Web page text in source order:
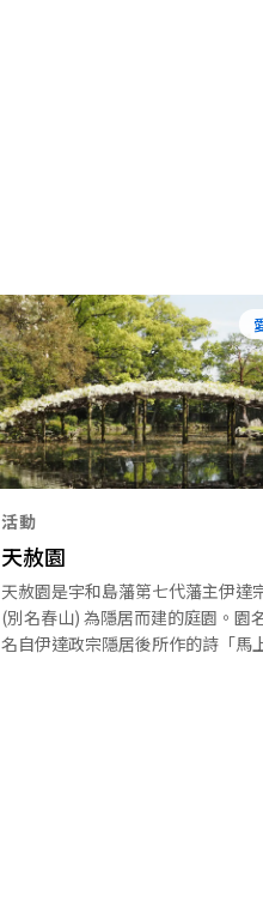
活動
天赦園
天赦園是宇和島藩第七代藩主伊達
(別名春山) 為隱居而建的庭園。園
名自伊達政宗隱居後所作的詩「馬